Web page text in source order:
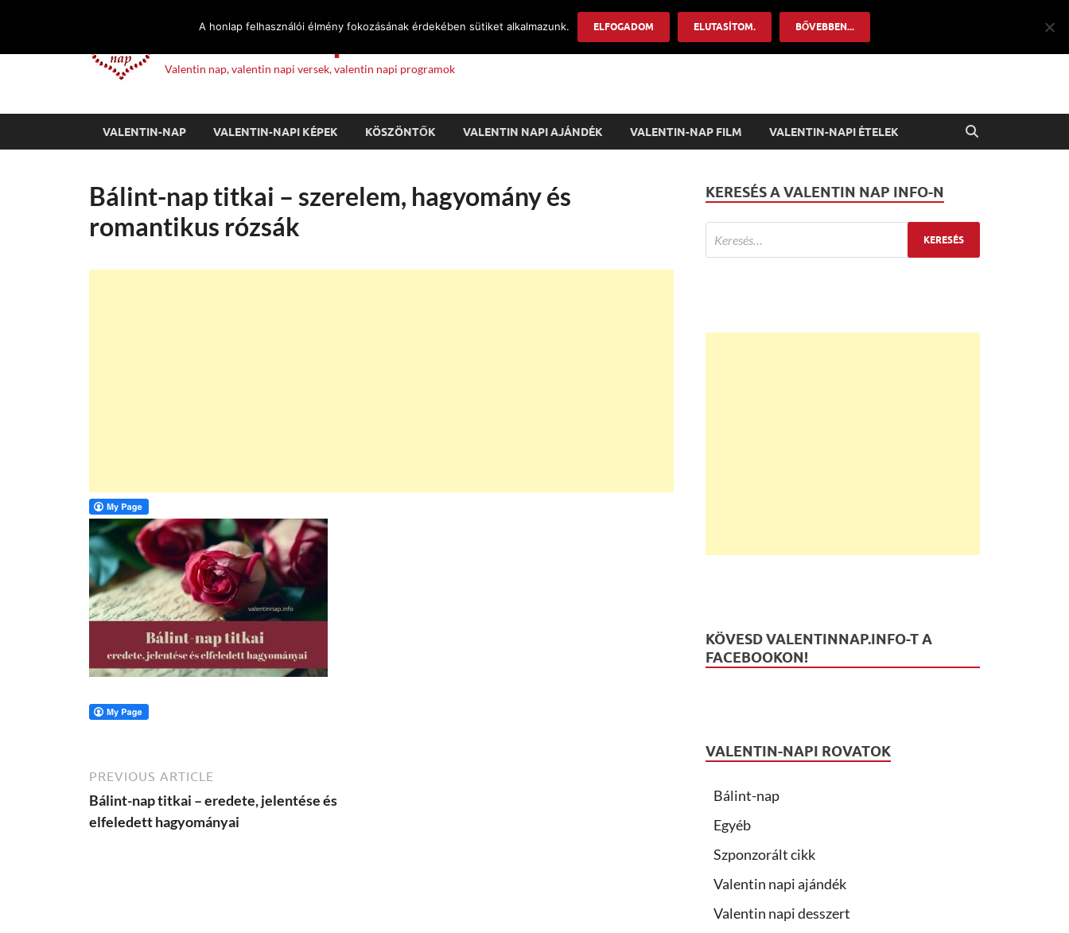
Valentin Nap Info
Valentin nap, valentin napi versek, valentin napi programok
VALENTIN-NAP VALENTIN-NAPI KÉPEK KÖSZÖNTŐK VALENTIN NAPI AJÁNDÉK VALENTIN-NAP FILM VALENTIN-NAPI ÉTELEK
Bálint-nap titkai – szerelem, hagyomány és
romantikus rózsák
PREVIOUS ARTICLE
Bálint-nap titkai – eredete, jelentése és
elfeledett hagyományai
KERESÉS A VALENTIN NAP INFO-N
KÖVESD VALENTINNAP.INFO-T A
FACEBOOKON!
VALENTIN-NAPI ROVATOK
Bálint-nap
Egyéb
Szponzorált cikk
Valentin napi ajándék
Valentin napi desszert
A honlap felhasználói élmény fokozásának érdekében sütiket alkalmazunk. ELFOGADOM ELUTASÍTOM. BŐVEBBEN...